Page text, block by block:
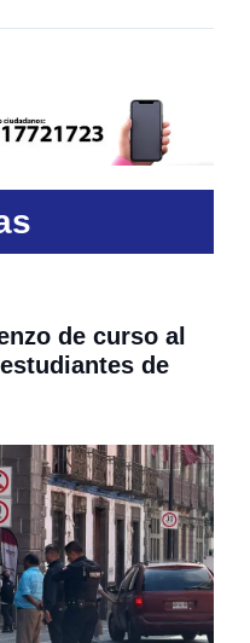
de curso al
de